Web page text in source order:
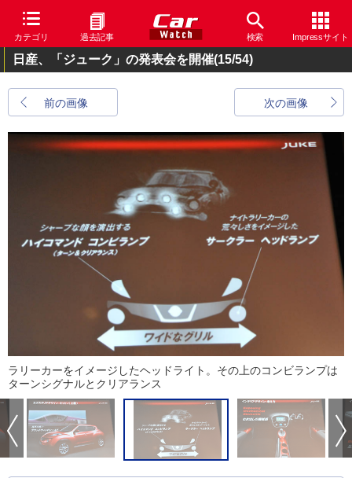
カテゴリ 過去記事 検索 Impressサイト
日産、「ジューク」の発表会を開催(15/54)
前の画像 次の画像
ラリーカーをイメージしたヘッドライト。その上のコンビランプは
ターンシグナルとクリアランス